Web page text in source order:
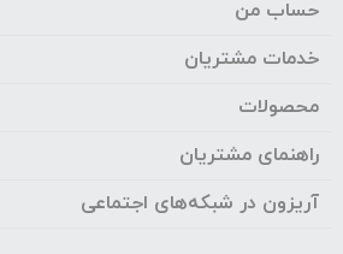
حساب من
خدمات مشتریان
محصولات
راهنمای مشتریان
آریزون در شبکه‌های اجتماعی